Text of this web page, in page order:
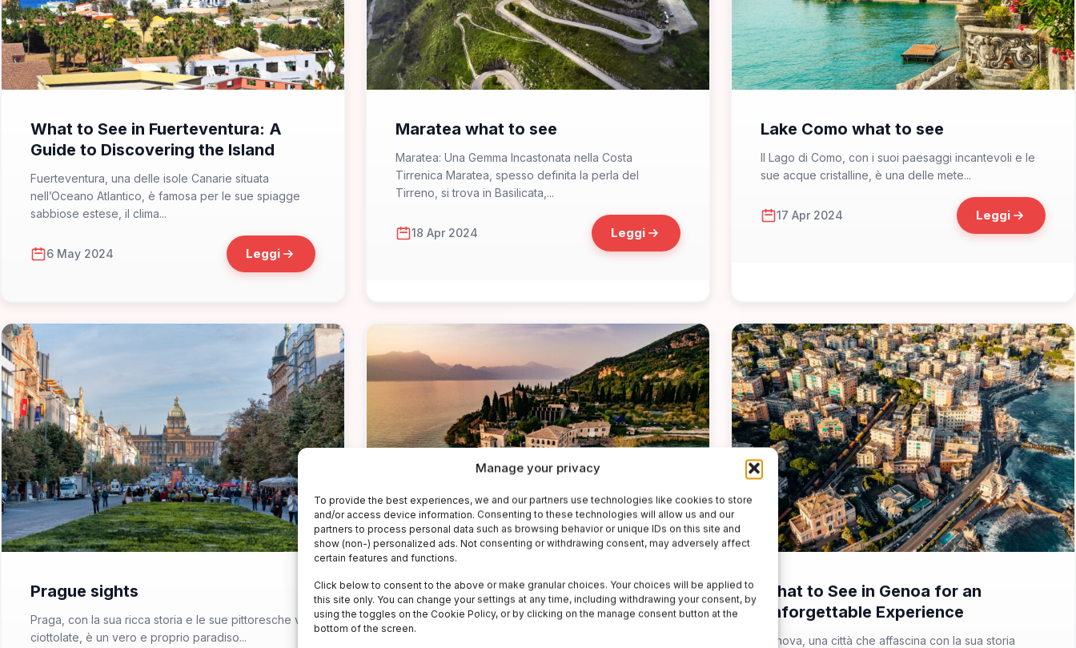
Manage your privacy
To provide the best experiences, we and our partners use technologies like cookies to store
and/or access device information. Consenting to these technologies will allow us and our
partners to process personal data such as browsing behavior or unique IDs on this site and
show (non-) personalized ads. Not consenting or withdrawing consent, may adversely affect
certain features and functions.
Click below to consent to the above or make granular choices. Your choices will be applied to
this site only. You can change your settings at any time, including withdrawing your consent, by
using the toggles on the Cookie Policy, or by clicking on the manage consent button at the
bottom of the screen.
What to See in Fuerteventura: A
Guide to Discovering the Island
Fuerteventura, una delle isole Canarie situata
nell’Oceano Atlantico, è famosa per le sue spiagge
sabbiose estese, il clima...
6 May 2024 Leggi
Maratea what to see
Maratea: Una Gemma Incastonata nella Costa
Tirrenica Maratea, spesso definita la perla del
Tirreno, si trova in Basilicata,...
18 Apr 2024 Leggi
Lake Como what to see
Il Lago di Como, con i suoi paesaggi incantevoli e le
sue acque cristalline, è una delle mete...
17 Apr 2024 Leggi
Prague sights
Praga, con la sua ricca storia e le sue pittoresche vie
ciottolate, è un vero e proprio paradiso...
📁 Cosa Vedere
What to see at Lake Garda,
Discover all the wonders
What to See in Genoa for an
Unforgettable Experience
Genova, una città che affascina con la sua storia